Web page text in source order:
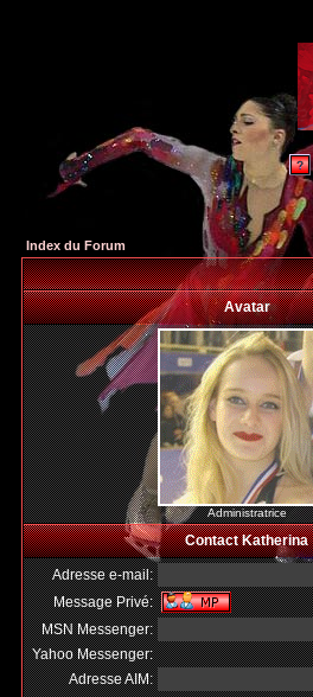
Index du Forum
Avatar
Administratrice
Contact Katherina
Adresse e-mail:
Message Privé:
MSN Messenger:
Yahoo Messenger:
Adresse AIM: